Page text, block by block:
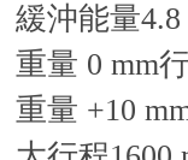
緩沖能量4.8
重量 0 mm
重量 +10